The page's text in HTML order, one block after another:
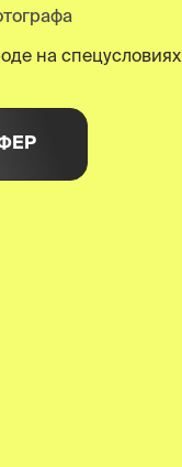
на спецусловиях